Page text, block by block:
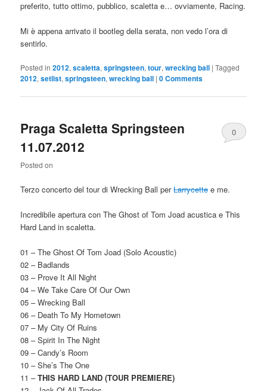
preferito, tutto ottimo, pubblico, scaletta e… ovviamente, Racing.
Mi è appena arrivato il bootleg della serata, non vedo l’ora di
sentirlo.
Posted in 2012,scaletta,springsteen,tour,wrecking ball |Tagged
2012,setlist,springsteen,wrecking ball |0 Comments
Praga Scaletta Springsteen
11.07.2012
Posted on
0
Terzo concerto del tour di Wrecking Ball perLarrycette e me.
Incredibile apertura con The Ghost of Tom Joad acustica e This
Hard Land in scaletta.
01 – The Ghost Of Tom Joad (Solo Acoustic)
02 – Badlands
03 – Prove It All Night
04 – We Take Care Of Our Own
05 – Wrecking Ball
06 – Death To My Hometown
07 – My City Of Ruins
08 – Spirit In The Night
09 – Candy’s Room
10 – She’s The One
11 –THIS HARD LAND (TOUR PREMIERE)